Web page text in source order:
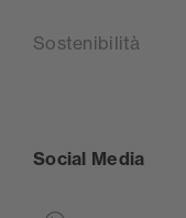
Sostenibilità
Social Media